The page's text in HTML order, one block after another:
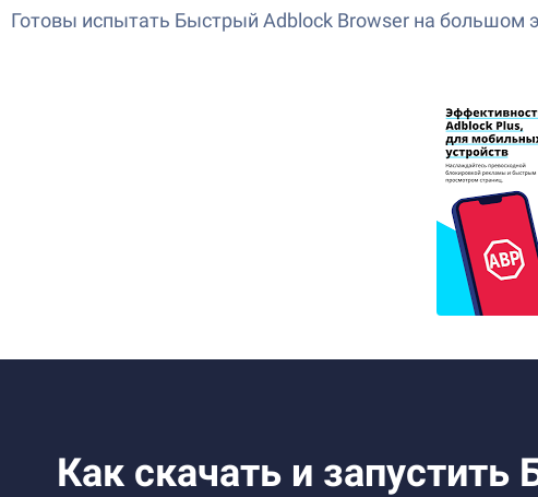
Готовы испытать Быстрый Adblock Browser на большом
Как скачать и